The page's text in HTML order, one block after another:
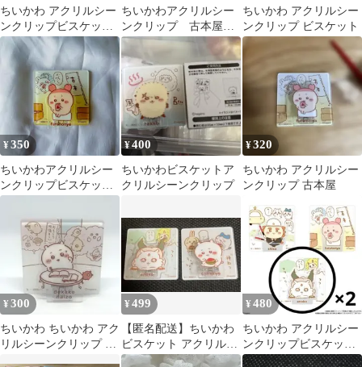
ちいかわ アクリルシー
ンクリップビスケット
のクリップ
ちいかわアクリルシー
ンクリップ 古本屋＆
モモンガ
ちいかわ アクリルシー
ンクリップ ビスケット
¥350
ちいかわアクリルシー
ンクリップビスケッ
ト 古本屋
¥400
ちいかわビスケットア
クリルシーンクリップ
¥320
ちいかわ アクリルシー
ンクリップ 古本屋
¥300
ちいかわ ちいかわ アク
リルシーンクリップ ビ
¥499
【匿名配送】ちいかわ
ビスケット アクリルシ
ーンクリップ 2種類 ち
¥ 480
ちいかわ アクリルシー
ンクリップビスケッ
ト クリップ3個セット